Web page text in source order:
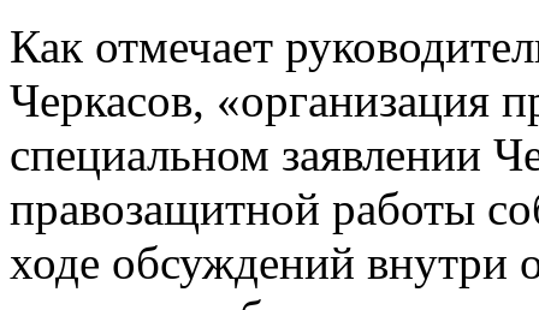
Как отмечает
Черкасов, «организация
специальном заявлении
правозащитной работы
ходе обсуждений внутри